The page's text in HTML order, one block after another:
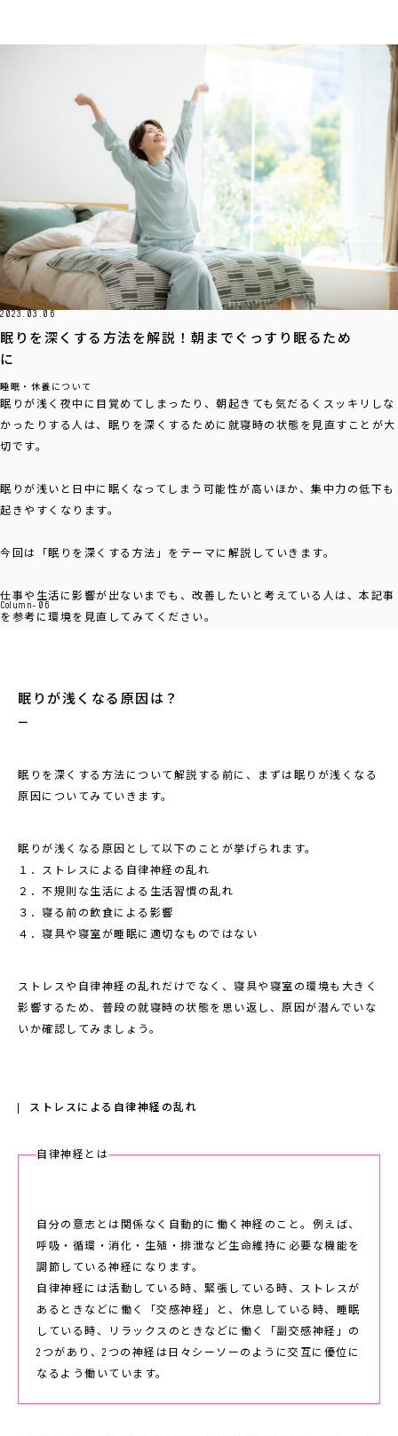
2023.03.06
眠りを深くする方法を解説！朝までぐっすり眠るため
に
睡眠・休養について
眠りが浅く夜中に目覚めてしまったり、朝起きても気だるくスッキリしな
かったりする人は、眠りを深くするために就寝時の状態を見直すことが大
切です。
眠りが浅いと日中に眠くなってしまう可能性が高いほか、集中力の低下も
起きやすくなります。
今回は「眠りを深くする方法」をテーマに解説していきます。
仕事や生活に影響が出ないまでも、改善したいと考えている人は、本記事
を参考に環境を見直してみてください。
Column- 06
眠りが浅くなる原因は？
眠りを深くする方法について解説する前に、まずは眠りが浅くなる
原因についてみていきます。
眠りが浅くなる原因として以下のことが挙げられます。
１．ストレスによる自律神経の乱れ
２．不規則な生活による生活習慣の乱れ
３．寝る前の飲食による影響
４．寝具や寝室が睡眠に適切なものではない
ストレスや自律神経の乱れだけでなく、寝具や寝室の環境も大きく
影響するため、普段の就寝時の状態を思い返し、原因が潜んでいな
いか確認してみましょう。
ストレスによる自律神経の乱れ
自律神経とは
自分の意志とは関係なく自動的に働く神経のこと。例えば、
呼吸・循環・消化・生殖・排泄など生命維持に必要な機能を
調節している神経になります。
自律神経には活動している時、緊張している時、ストレスが
あるときなどに働く「交感神経」と、休息している時、睡眠
している時、リラックスのときなどに働く「副交感神経」の
2つがあり、2つの神経は日々シーソーのように交互に優位に
なるよう働いています。